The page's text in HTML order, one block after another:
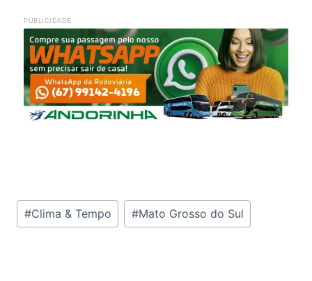
PUBLICIDADE
Tags
do
#Clima & Tempo #Mato Grosso do Sul